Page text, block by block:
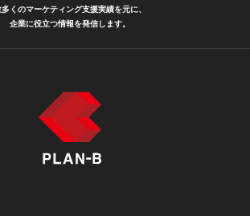
多くのマーケティング支援実績を元に、
企業に役立つ情報を発信します。